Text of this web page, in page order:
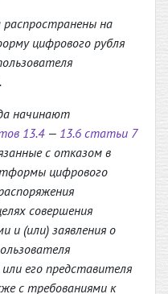
на
цифрового рубля
начинают
13.4— 13.6 статьи 7
с отказом в
цифрового
совершения
и (или) заявления о
его представителя
с требованиями к